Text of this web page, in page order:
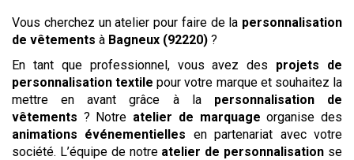
Vous cherchez un atelier pour faire de la personnalisation
de vêtements à Bagneux (92220) ?
En tant que professionnel, vous avez des projets de
personnalisation textile pour votre marque et souhaitez la
mettre en avant grâce à la personnalisation de
vêtements ? Notre atelier de marquage organise des
animations événementielles en partenariat avec votre
société. L’équipe de notre atelier de personnalisation se